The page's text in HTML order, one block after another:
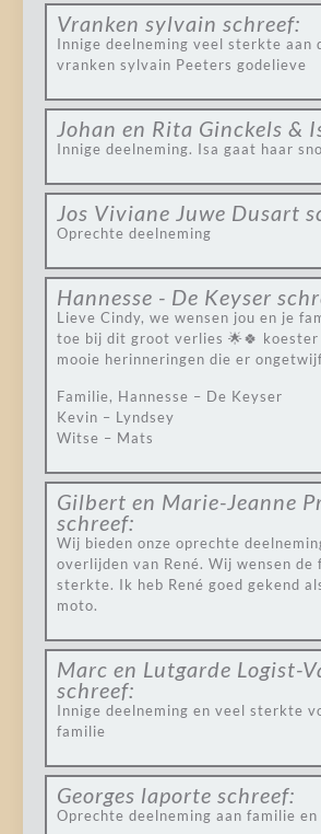
Vranken sylvain schreef:
Innige deelneming veel sterkte aan
vranken sylvain Peeters godelieve
Johan en Rita Ginckels &
Innige deelneming. Isa gaat haar
Jos Viviane Juwe Dusart
Oprechte deelneming
Hannesse - De Keyser
Lieve Cindy, we wensen jou en je
toe bij dit groot verlies 🌟🍀 koester
mooie herinneringen die er
Familie, Hannesse – De Keyser
Kevin – Lyndsey
Witse – Mats
Gilbert en Marie-Jeanne
schreef:
Wij bieden onze oprechte
overlijden van René. Wij wensen de
sterkte. Ik heb René goed gekend
moto.
Marc en Lutgarde Logist-
schreef:
Innige deelneming en veel sterkte
familie
Georges laporte schreef:
Oprechte deelneming aan familie en